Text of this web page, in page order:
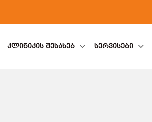
ᲙᲚᲘᲜᲘᲙᲘᲡ ᲨᲔᲡᲐᲮᲔᲑ ᲡᲔᲠᲕᲘᲡᲔᲑᲘ